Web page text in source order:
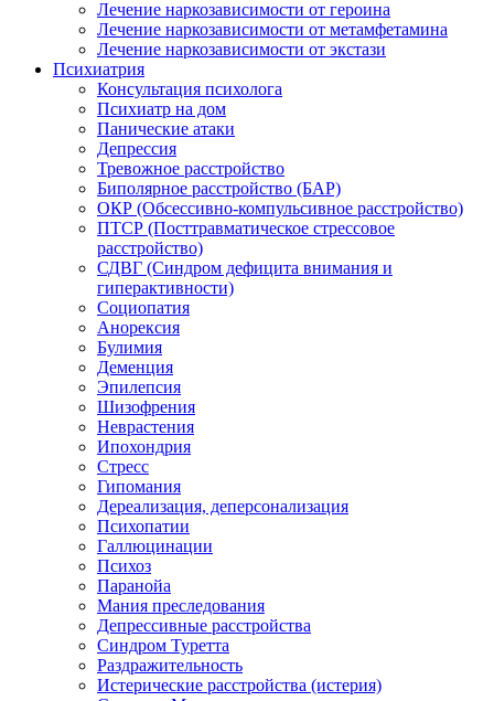
Лечение наркозависимости от героина
Лечение наркозависимости от метамфетамина
Лечение наркозависимости от экстази
Психиатрия
Консультация психолога
Психиатр на дом
Панические атаки
Депрессия
Тревожное расстройство
Биполярное расстройство (БАР)
ОКР (Обсессивно-компульсивное расстройство)
ПТСР (Посттравматическое стрессовое
расстройство)
СДВГ (Синдром дефицита внимания и
гиперактивности)
Социопатия
Анорексия
Булимия
Деменция
Эпилепсия
Шизофрения
Неврастения
Ипохондрия
Стресс
Гипомания
Дереализация, деперсонализация
Психопатии
Галлюцинации
Психоз
Паранойа
Мания преследования
Депрессивные расстройства
Синдром Туретта
Раздражительность
Истерические расстройства (истерия)